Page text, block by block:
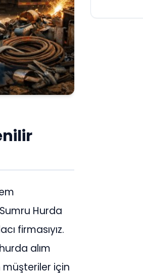
Hurda
firmasıyız.
alım
müşteriler için